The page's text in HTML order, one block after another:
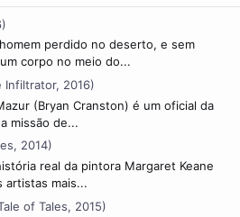
perdido no deserto, e sem
corpo no meio do...
Infiltrator, 2016)
(Bryan Cranston) é um oficial da
missão de...
2014)
real da pintora Margaret Keane
artistas mais...
of Tales, 2015)